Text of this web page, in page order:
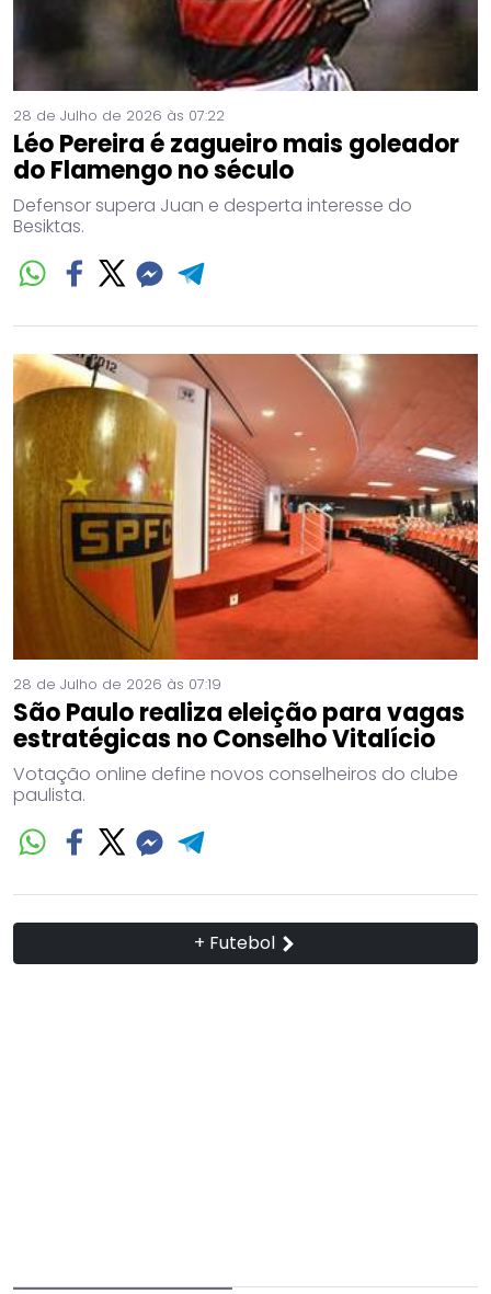
28 de Julho de 2026 às 07:22
Léo Pereira é zagueiro mais goleador
do Flamengo no século
Defensor supera Juan e desperta interesse do
Besiktas.
28 de Julho de 2026 às 07:19
São Paulo realiza eleição para vagas
estratégicas no Conselho Vitalício
Votação online define novos conselheiros do clube
paulista.
+ Futebol